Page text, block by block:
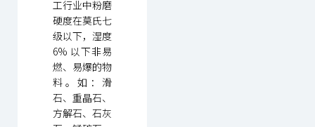
工行业中粉磨
硬度在莫氏七
级以下，湿度
6% 以下非易
燃、易爆的物
料。如：滑
石、重晶石、
方解石、石灰